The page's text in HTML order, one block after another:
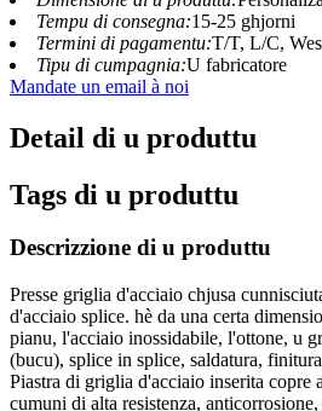
Tempu di consegna:15-25 ghjorni
Termini di pagamentu:T/T, L/C,
Tipu di cumpagnia:U fabricatore
Mandate un email à noi
Detail di u produttu
Tags di u produttu
Descrizzione di u produttu
Presse griglia d'acciaio chjusa
d'acciaio splice. hè da una certa
pianu, l'acciaio inossidabile, l'ottone, u
(bucu), splice in splice, saldatura,
Piastra di griglia d'acciaio inserita copre
cumuni di alta resistenza, anticorrosione,